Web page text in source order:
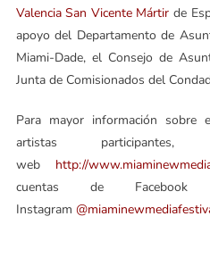
Valencia San Vicente Mártir de
apoyo del Departamento de
Miami-Dade, el Consejo de
Junta de Comisionados del
Para mayor información sobre
artistas
web http://
cuentas de Facebook
Instagram